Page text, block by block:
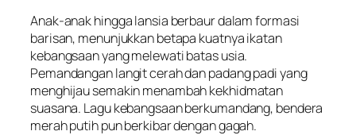
Anak-anak hingga lansia berbaur dalam formasi
barisan, menunjukkan betapa kuatnya ikatan
kebangsaan yang melewati batas usia.
Pemandangan langit cerah dan padang padi yang
menghijau semakin menambah kekhidmatan
suasana. Lagu kebangsaan berkumandang, bendera
merah putih pun berkibar dengan gagah.